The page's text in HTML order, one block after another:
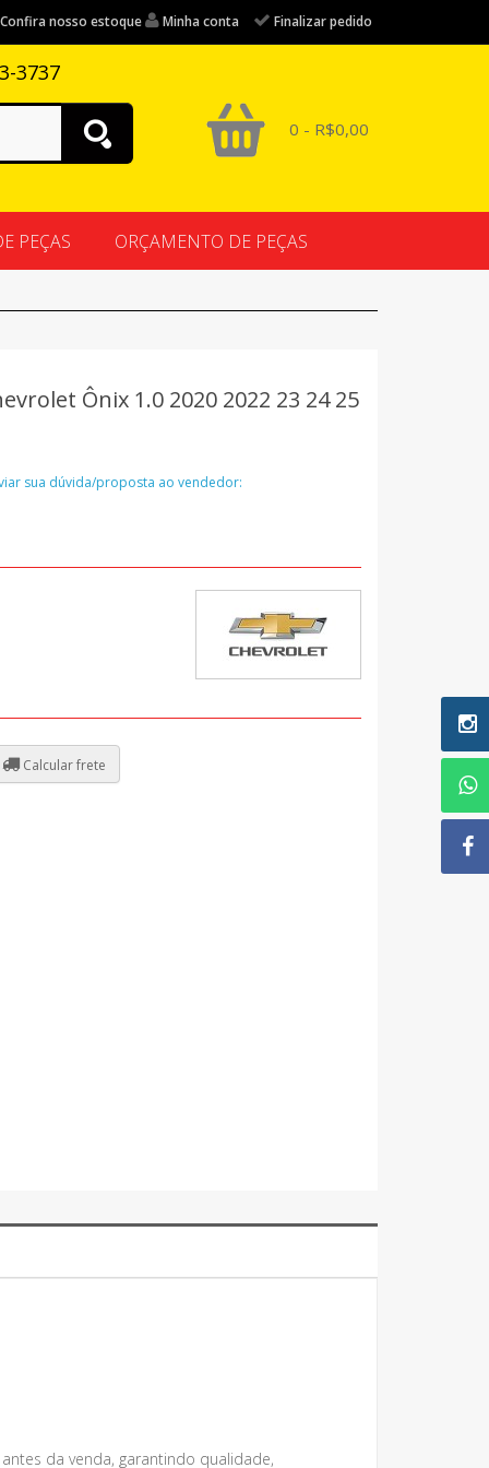
Confira nosso estoque Minha conta Finalizar pedido
3737
0 - R$0,00
PEÇAS ORÇAMENTO DE PEÇAS
Ônix 1.0 2020 2022 23 24 25
sua dúvida/proposta ao vendedor:
Calcular frete
da venda, garantindo qualidade,